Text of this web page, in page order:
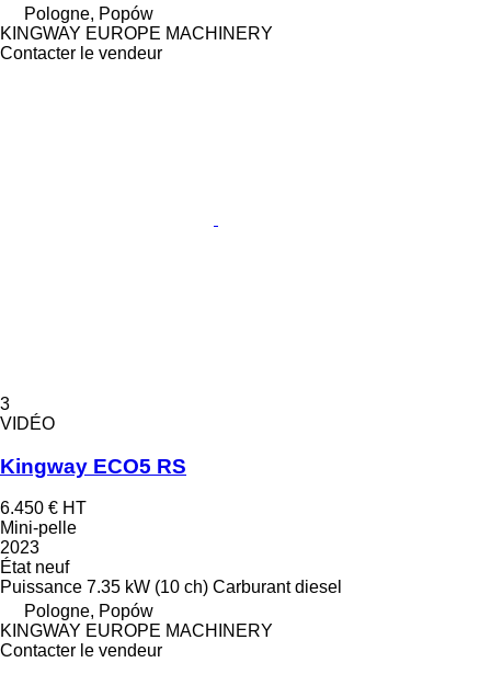
Pologne, Popów
KINGWAY EUROPE MACHINERY
Contacter le vendeur
3
VIDÉO
Kingway ECO5 RS
6.450 € HT
Mini-pelle
2023
Étatneuf
Puissance 7.35 kW (10 ch) Carburant diesel
Pologne, Popów
KINGWAY EUROPE MACHINERY
Contacter le vendeur